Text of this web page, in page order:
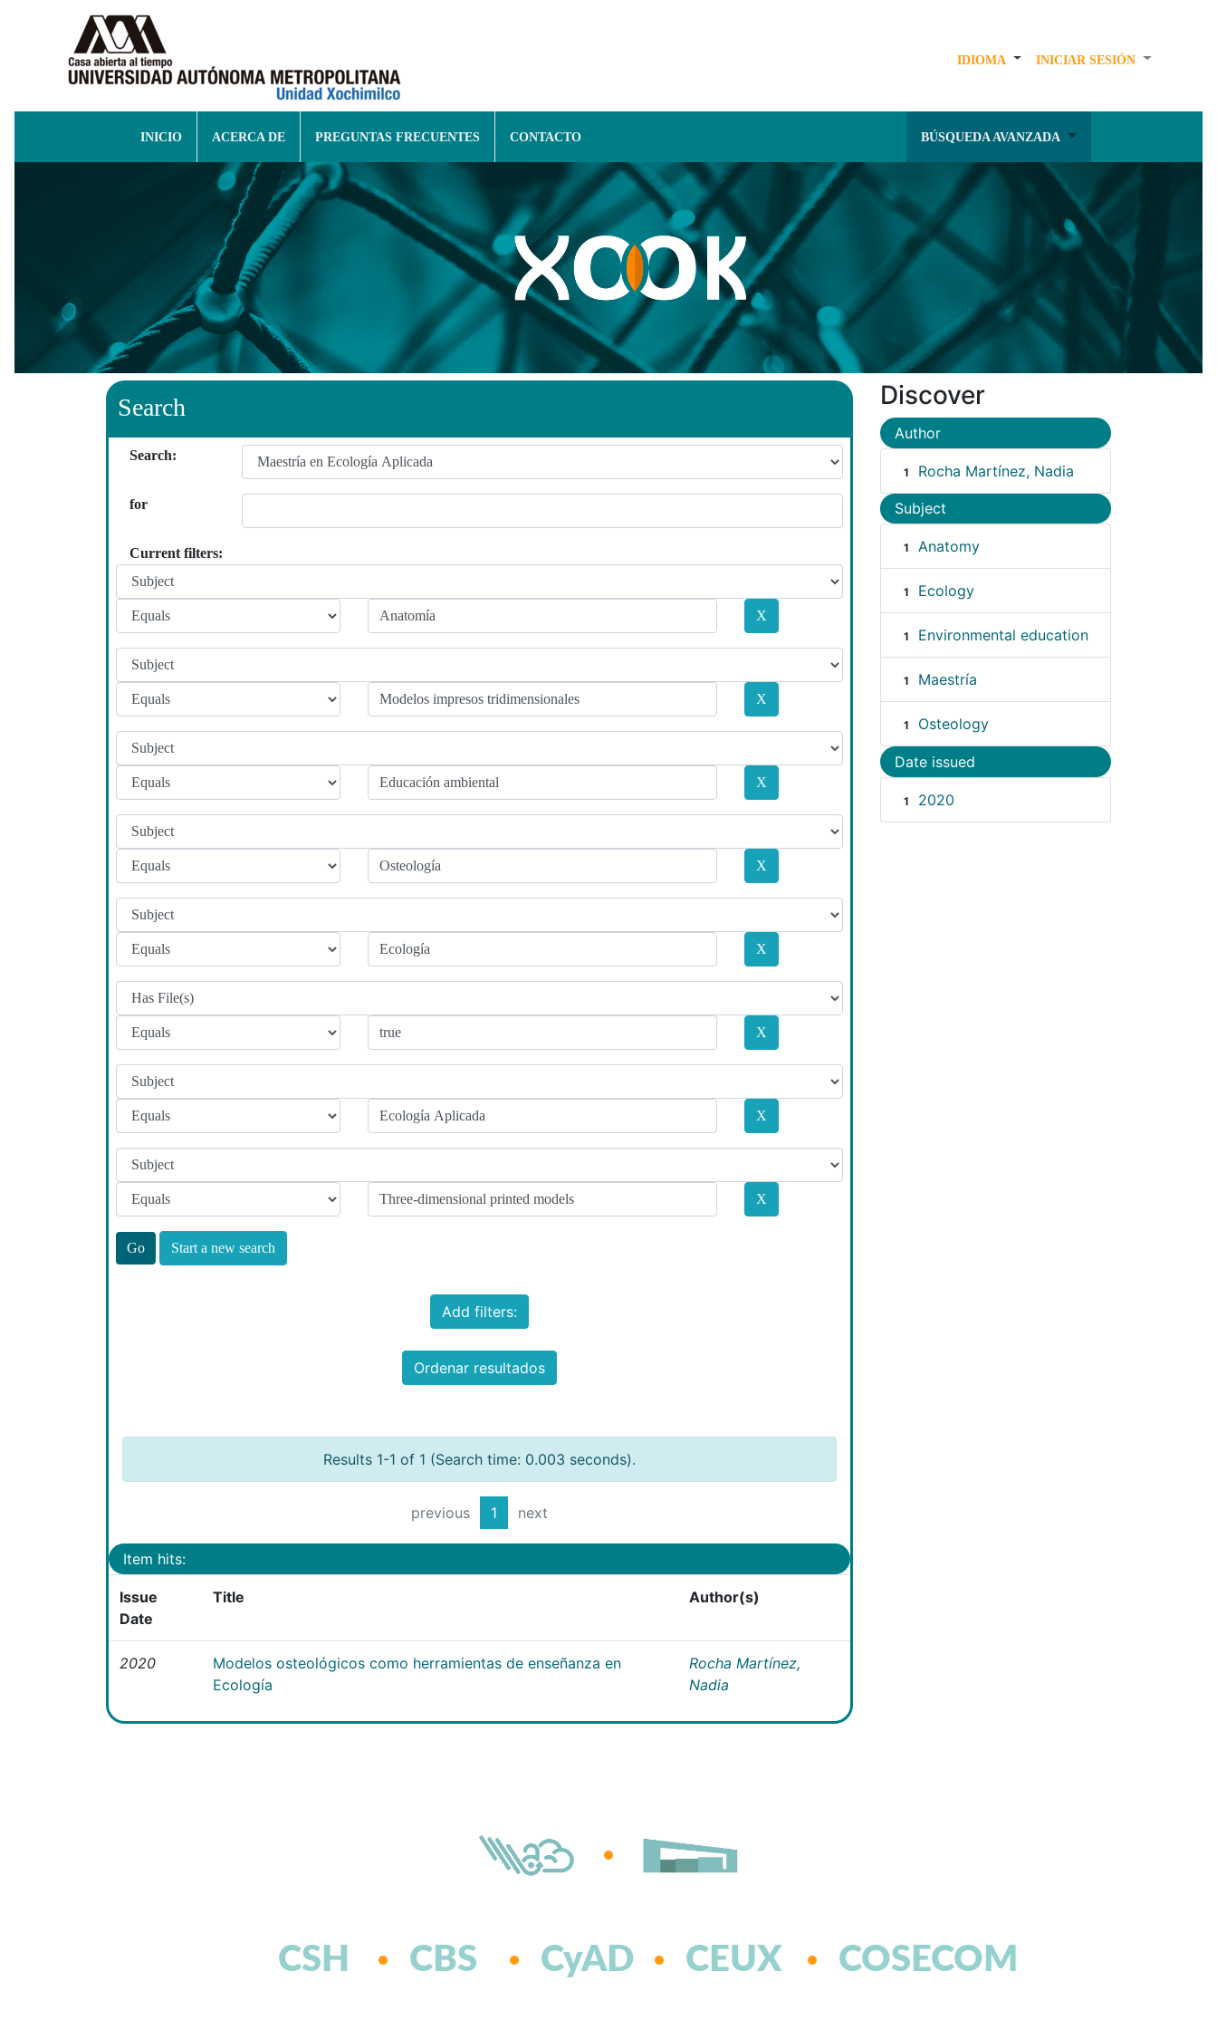
IDIOMA INICIAR SESIÓN
INICIO ACERCA DE PREGUNTAS FRECUENTES CONTACTO BÚSQUEDA AVANZADA
Search
Search:
for
Current filters:
Start a new search
Add filters:
Ordenar resultados
Results 1-1 of 1 (Search time: 0.003 seconds).
previous 1 next
Item hits:
Issue
Date
Title Author(s)
2020
Modelos osteológicos como herramientas de enseñanza en
Ecología
Rocha Martínez,
Nadia
Discover
Author
1 Rocha Martínez, Nadia
Subject
1 Anatomy
1 Ecology
1 Environmental education
1 Maestría
1 Osteology
Date issued
1 2020
CSH CBS CyAD CEUX COSECOM